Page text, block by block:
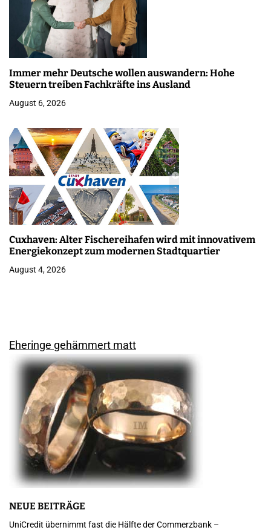
Immer mehr Deutsche wollen auswandern: Hohe
Steuern treiben Fachkräfte ins Ausland
August 6, 2026
Cuxhaven: Alter Fischereihafen wird mit innovativem
Energiekonzept zum modernen Stadtquartier
August 4, 2026
Eheringe gehämmert matt
NEUE BEITRÄGE
UniCredit übernimmt fast die Hälfte der Commerzbank –